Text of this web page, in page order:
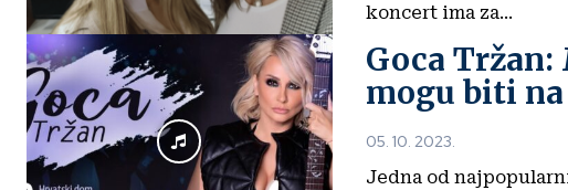
koncert ima za...
Goca
mogu biti
05. 10. 2023.
Jedna od